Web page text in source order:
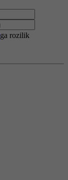
ga rozilik